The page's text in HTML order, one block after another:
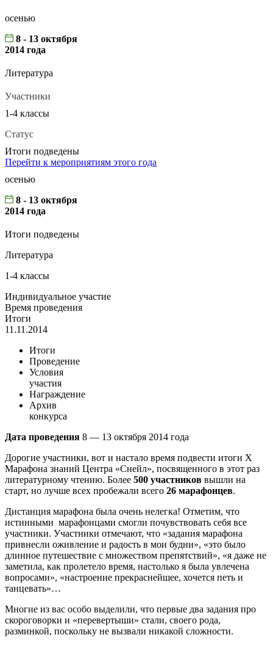
осенью
8 - 13 октября
2014 года
Литература
Участники
1-4 классы
Статус
Итоги подведены
Перейти к мероприятиям этого года
осенью
8 - 13 октября
2014 года
Итоги подведены
Литература
1-4 классы
Индивидуальное участие
Время проведения
Итоги
11.11.2014
Итоги
Проведение
Условия
участия
Награждение
Архив
конкурса
Дата проведения 8 — 13 октября 2014 года
Дорогие участники, вот и настало время подвести итоги X
Марафона знаний Центра «Снейл», посвященного в этот раз
литературному чтению. Более 500 участников вышли на
старт, но лучше всех пробежали всего 26 марафонцев.
Дистанция марафона была очень нелегка! Отметим, что
истинными марафонцами смогли почувствовать себя все
участники. Участники отмечают, что «задания марафона
привнесли оживление и радость в мои будни», «это было
длинное путешествие с множеством препятствий», «я даже не
заметила, как пролетело время, настолько я была увлечена
вопросами», «настроение прекраснейшее, хочется петь и
танцевать»…
Многие из вас особо выделили, что первые два задания про
скороговорки и «перевертыши» стали, своего рода,
разминкой, поскольку не вызвали никакой сложности.